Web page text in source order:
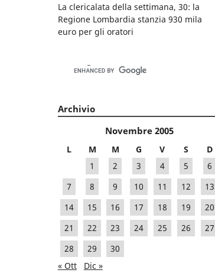
La clericalata della settimana, 30: la
Regione Lombardia stanzia 930 mila
euro per gli oratori
Archivio
Novembre 2005
L M M G V S
D
1
2 3 4 5
6
7
8 9 10 11 12
13
14
15 16 17 18 19
20
21
22 23 24 25 26
27
28
29
30
« Ott
Dic »